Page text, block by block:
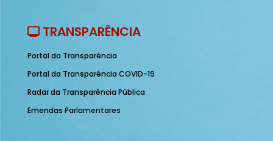
TRANSPARÊNCIA
Portal da Transparência
Portal da Transparência COVID-19
Radar da Transparência Pública
Emendas Parlamentares